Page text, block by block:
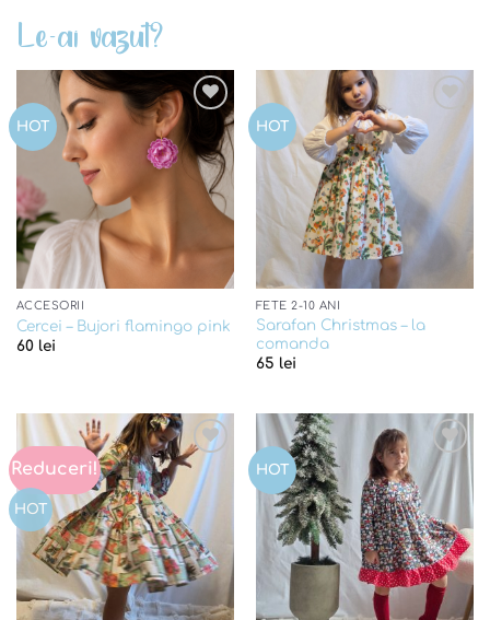
Le-ai vazut?
HOT
Add to
wishlist
ACCESORII
Cercei – Bujori flamingo pink
60 lei
HOT
Add to
wishlist
FETE 2-10 ANI
Sarafan Christmas – la
comanda
65 lei
Reduceri!
HOT
Add to
wishlist
HOT
Add to
wishlist